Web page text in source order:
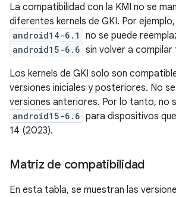
La compatibilidad con la KMI no se
diferentes kernels de GKI. Por ejemplo,
android14-6.1 no se puede
android15-6.6 sin volver a
Los kernels de GKI solo son
versiones iniciales y posteriores. No
versiones anteriores. Por lo tanto, no
android15-6.6 para dispositivos
14 (2023).
Matriz de compatibilidad
En esta tabla, se muestran las